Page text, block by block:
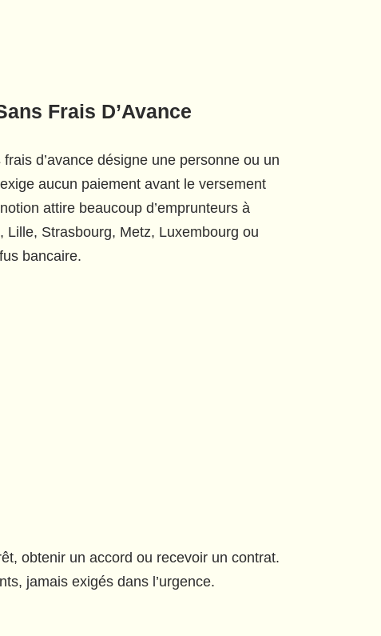
Frais D’Avance
d’avance désigne une personne ou un
aucun paiement avant le versement
attire beaucoup d’emprunteurs à
Lille, Strasbourg, Metz, Luxembourg ou
bancaire.
obtenir un accord ou recevoir un contrat.
jamais exigés dans l’urgence.